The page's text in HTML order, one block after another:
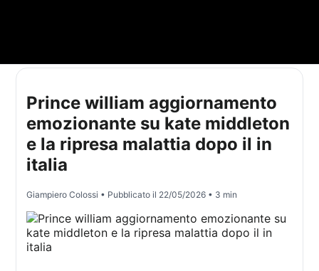
Prince william aggiornamento
emozionante su kate middleton
e la ripresa malattia dopo il in
italia
Giampiero Colossi • Pubblicato il 22/05/2026 • 3 min